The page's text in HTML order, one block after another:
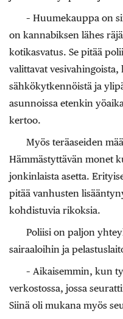
– Huumekauppa on
on kannabiksen lähes
kotikasvatus. Se pitää
valittavat vesivahingoista,
sähkökytkennöistä ja
asunnoissa etenkin
kertoo.
Myös teräaseiden
Hämmästyttävän monet
jonkinlaista asetta.
pitää vanhusten
kohdistuvia rikoksia.
Poliisi on paljon
sairaaloihin ja
– Aikaisemmin, kun
verkostossa, jossa
Siinä oli mukana myös